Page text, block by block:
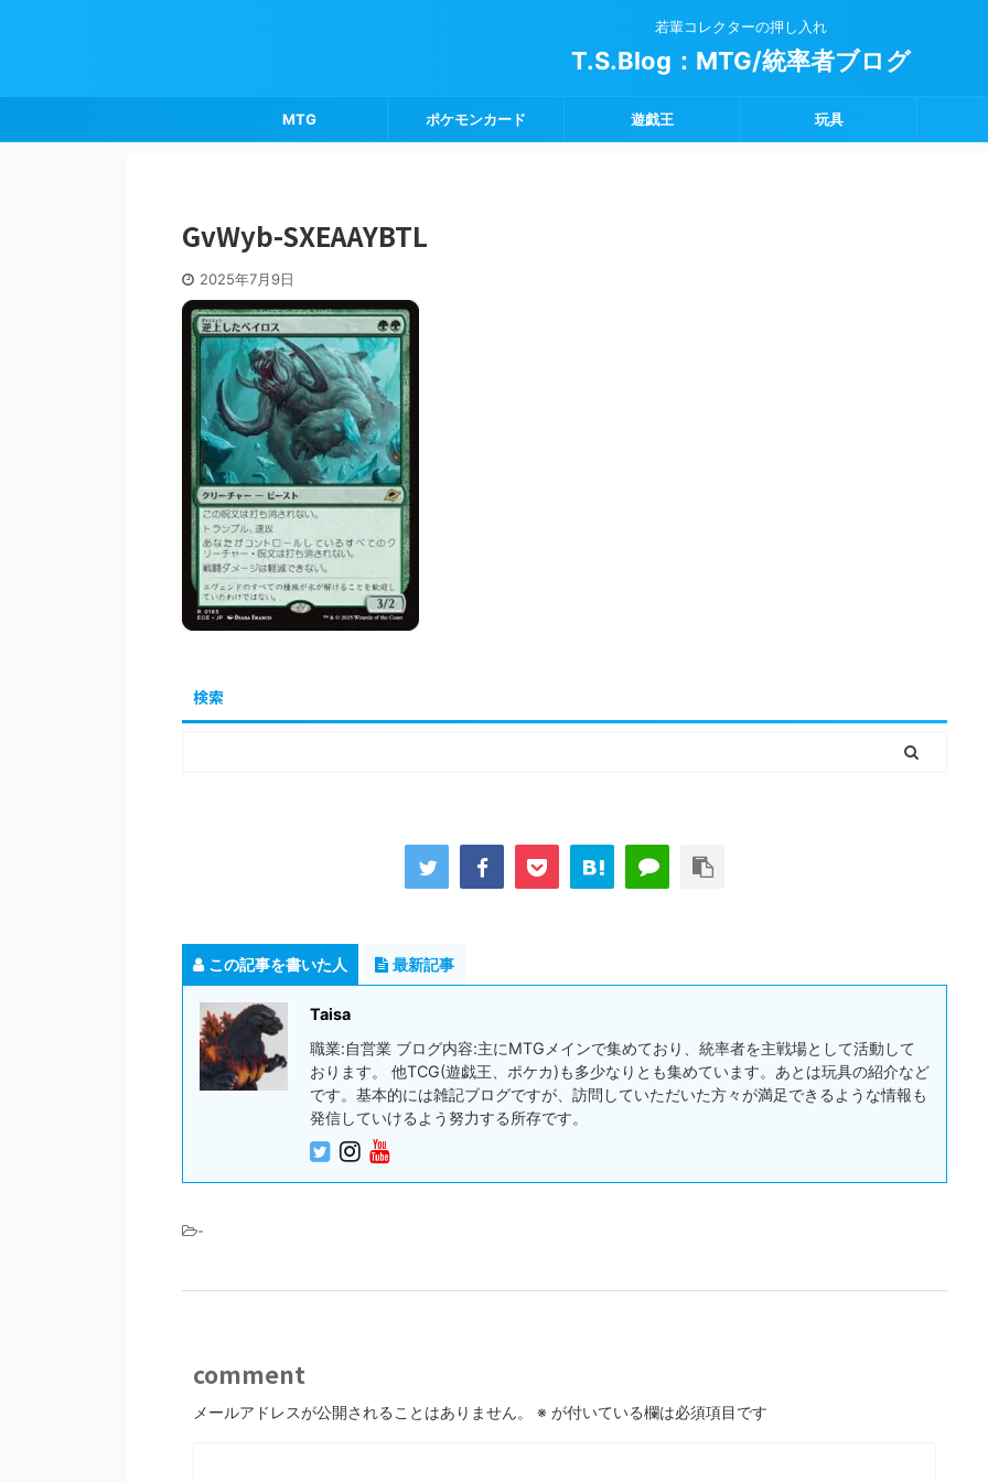
若輩コレクターの押し入れ
T.S.Blog：MTG/統率者ブログ
MTG ポケモンカード 遊戯王 玩具
GvWyb-SXEAAYBTL
2025年7月9日
検索
この記事を書いた人 最新記事
Taisa
職業:自営業 ブログ内容:主にMTGメインで集めており、統率者を主戦場として活動して
おります。 他TCG(遊戯王、ポケカ)も多少なりとも集めています。あとは玩具の紹介など
です。基本的には雑記ブログですが、訪問していただいた方々が満足できるような情報も
発信していけるよう努力する所存です。
-
comment
メールアドレスが公開されることはありません。 ※ が付いている欄は必須項目です